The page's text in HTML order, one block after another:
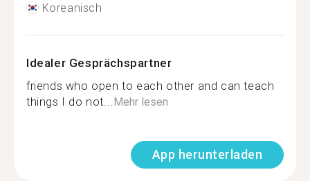
Koreanisch
Idealer Gesprächspartner
friends who open to each other and can teach
things I do not... Mehr lesen
App herunterladen